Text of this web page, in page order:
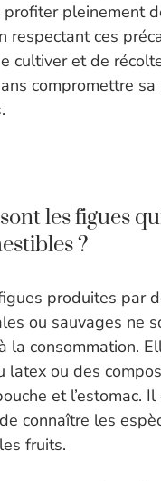
pleinement
respectant ces
cultiver et de
compromettre
les figues
?
produites par
ou sauvages ne
la consommation.
latex ou des
et l’estomac.
connaître les
fruits.